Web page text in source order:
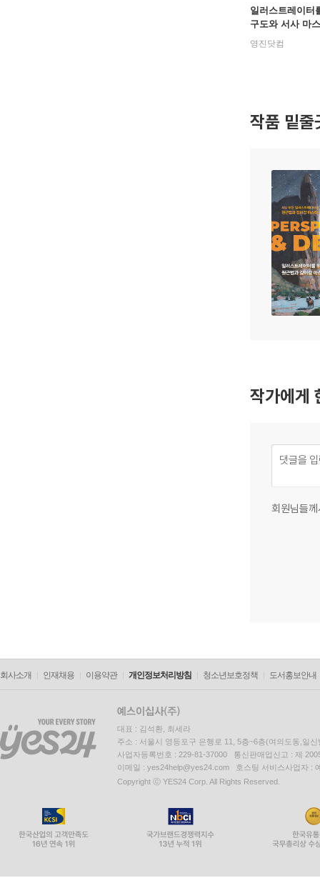
일러스트레이터
구도와 서사 마
드북 :
NARRATIVE
영진닷컴
작품 밑줄
작가에게
회원님들
회사소개 인재채용 이용약관 개인정보처리방침 청소년보호정책 도서홍보안내
대표 : 김석환, 최세라
주소 : 서울시 영등포구 은행로 11, 5층~6층(여의도동,일신
사업자등록번호 : 229-81-37000 통신판매업신고 : 제
이메일 : yes24help@yes24.com 호스팅 서비스사업자 :
Copyright ⓒ YES24 Corp. All Rights Reserved.